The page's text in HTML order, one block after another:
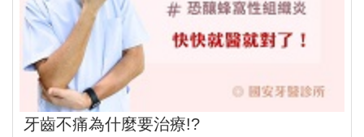
牙齒不痛為什麼要治療!?